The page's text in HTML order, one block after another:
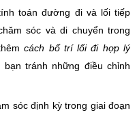
toán đường đi và lối tiếp
sóc và di chuyển trong
cách bố trí lối đi hợp lý
bạn tránh những điều chỉnh
sóc định kỳ trong giai đoạn